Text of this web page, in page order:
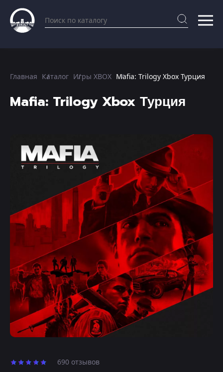
Главная Каталог Игры XBOX Mafia: Trilogy Xbox Турция
Mafia: Trilogy Xbox Турция
690 отзывов